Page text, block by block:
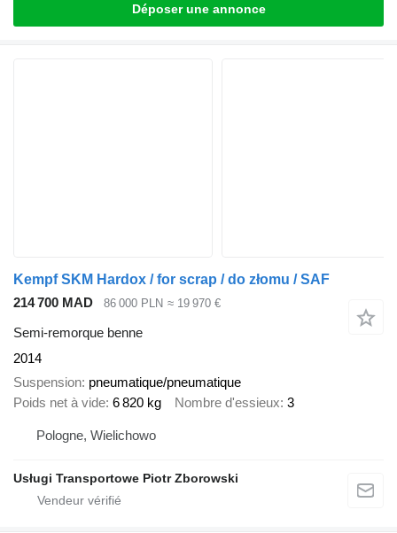
Déposer une annonce
Kempf SKM Hardox / for scrap / do złomu / SAF
214 700 MAD
86 000 PLN ≈ 19 970 €
Semi-remorque benne
2014
Suspension pneumatique/pneumatique
Poids net à vide 6 820 kg Nombre d'essieux 3
Pologne, Wielichowo
Usługi Transportowe Piotr Zborowski